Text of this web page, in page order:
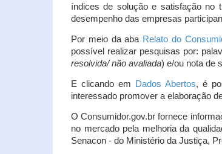
índices de solução e satisfação no
desempenho das empresas
Por meio da aba Relato do
possível realizar pesquisas por:
resolvida/ não avaliada) e/ou nota de
E clicando em Dados Abertos, é
interessado promover a elaboração
O Consumidor.gov.br fornece
no mercado pela melhoria da
Senacon - do Ministério da Justiça,